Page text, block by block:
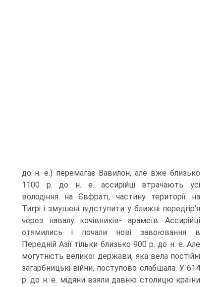
до н. е.) перемагає Вавилон, але вже близько
1100 р. до н. е. ассирійці втрачають усі
володіння на Євфраті, частину території на
Тигрі і змушені відступити у ближні передгір’я
через навалу кочів­ників- арамеїв. Ассирійці
отямились і почали нові завоювання в
Передній Азії тільки близько 900 р. до н. е. Але
могутність великої держави, яка вела постійні
загарбницькі війни, поступово слабшала. У 614
р. до н. е. мідяни взяли давню столицю країни